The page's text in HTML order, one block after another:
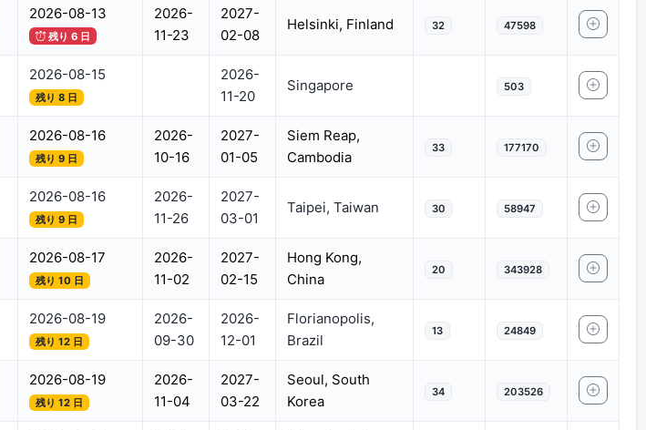
2026-08-13
残り 6 日
2026-
11-23
2027-
02-08
Helsinki, Finland 32 47598
2026-08-15
残り 8 日
2026-
11-20
Singapore 503
2026-08-16
残り 9 日
2026-
10-16
2027-
01-05
Siem Reap,
Cambodia
33 177170
2026-08-16
残り 9 日
2026-
11-26
2027-
03-01
Taipei, Taiwan 30 58947
2026-08-17
残り 10 日
2026-
11-02
2027-
02-15
Hong Kong,
China
20 343928
2026-08-19
残り 12 日
2026-
09-30
2026-
12-01
Florianopolis,
Brazil
13 24849
2026-08-19
残り 12 日
2026-
11-04
2027-
03-22
Seoul, South
Korea
34 203526